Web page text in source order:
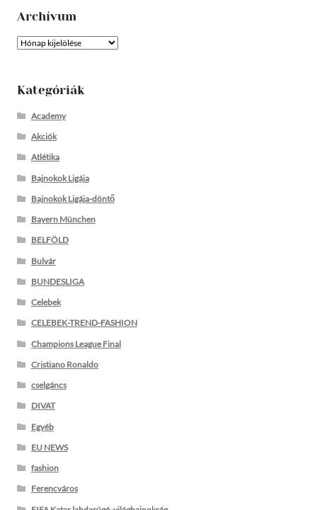
Archívum
Archívum
Kategóriák
Academy
Akciók
Atlétika
Bajnokok Ligája
Bajnokok Ligája-döntő
Bayern München
BELFÖLD
Bulvár
BUNDESLIGA
Celebek
CELEBEK-TREND-FASHION
Champions League Final
Cristiano Ronaldo
cselgáncs
DIVAT
Egyéb
EU NEWS
fashion
Ferencváros